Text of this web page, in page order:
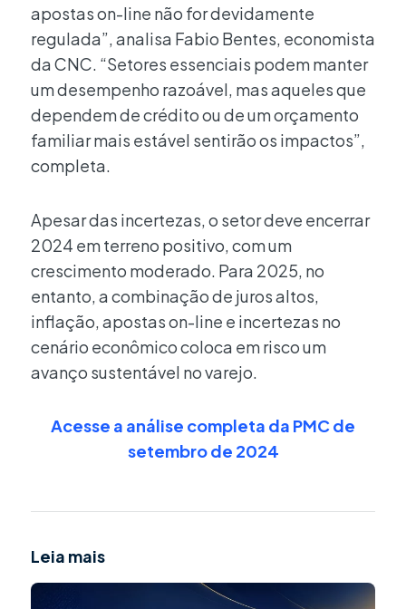
apostas on-line não for devidamente
regulada”, analisa Fabio Bentes, economista
da CNC. “Setores essenciais podem manter
um desempenho razoável, mas aqueles que
dependem de crédito ou de um orçamento
familiar mais estável sentirão os impactos”,
completa.
Apesar das incertezas, o setor deve encerrar
2024 em terreno positivo, com um
crescimento moderado. Para 2025, no
entanto, a combinação de juros altos,
inflação, apostas on-line e incertezas no
cenário econômico coloca em risco um
avanço sustentável no varejo.
Acesse a análise completa da PMC de
setembro de 2024
Leia mais